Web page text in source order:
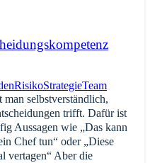
RisikoStrategieTeam
selbstverständlich,
trifft. Dafür ist
Aussagen wie „Das kann
Chef tun“ oder „Diese
vertagen“ Aber die